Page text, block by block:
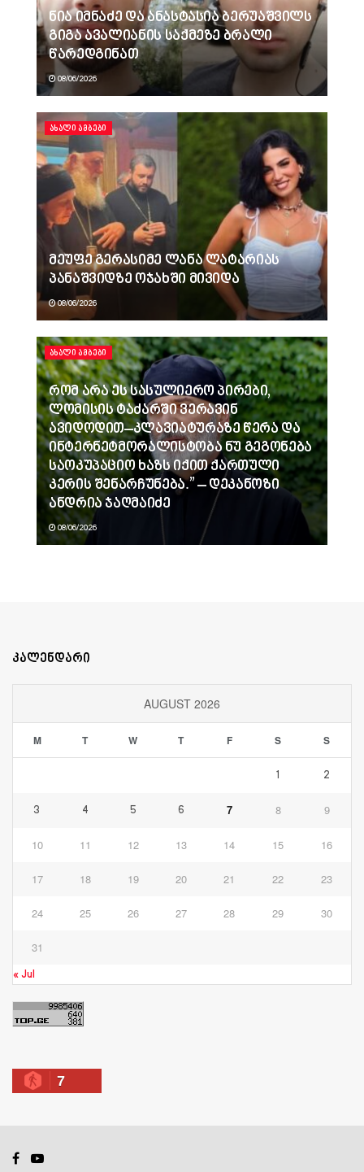
ნია იმნაძე და ანასტასია ბერუაშვილს
გიგა ავალიანის საქმეზე ბრალი
წარედგინათ
08/06/2026
ᲐᲮᲐᲚᲘ ᲐᲛᲑᲔᲑᲘ
მეუფე გერასიმე ლანა ლატარიას
პანაშვიდზე ოჯახში მივიდა
08/06/2026
ᲐᲮᲐᲚᲘ ᲐᲛᲑᲔᲑᲘ
რომ არა ეს სასულიერო პირები,
ლომისის ტაძარში ვერავინ
ავიდოდით–კლავიატურაზე წერა და
ინტერნეტმორალისტობა ნუ გეგონება
საოკუპაციო ხაზს იქით ქართული
კერის შენარჩუნება.” – დეკანოზი
ანდრია ჯაღმაიძე
08/06/2026
კალენდარი
AUGUST 2026
M T W T F S S
1 2
3 4 5 6 7 8 9
10 11 12 13 14 15 16
17 18 19 20 21 22 23
24 25 26 27 28 29 30
31
« Jul
7